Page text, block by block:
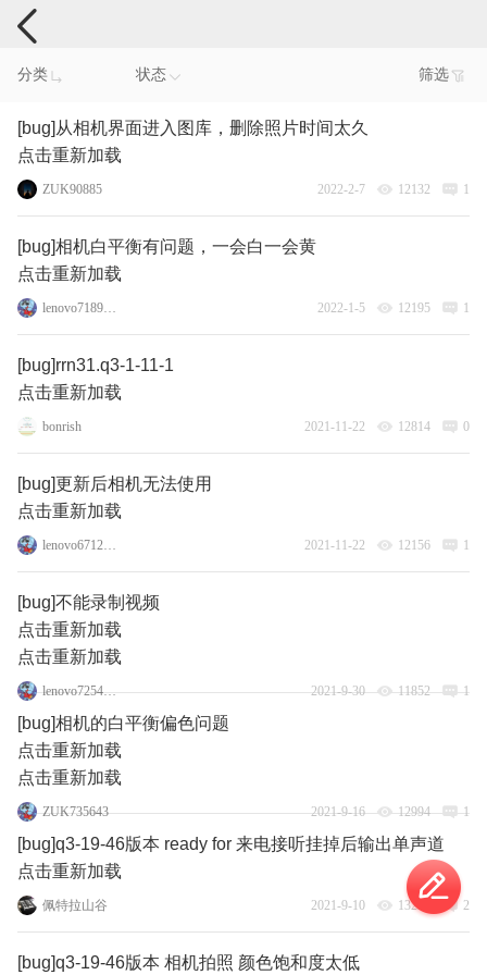
手机反馈
分类 状态 筛选
[bug]从相机界面进入图库，删除照片时间太久
点击重新加载
ZUK90885 2022-2-7 12132 1
[bug]相机白平衡有问题，一会白一会黄
点击重新加载
lenovo71896016 2022-1-5 12195 1
[bug]rrn31.q3-1-11-1
点击重新加载
bonrish 2021-11-22 12814 0
[bug]更新后相机无法使用
点击重新加载
lenovo67124895 2021-11-22 12156 1
[bug]不能录制视频
点击重新加载
点击重新加载
lenovo72545593 2021-9-30 11852 1
[bug]相机的白平衡偏色问题
点击重新加载
点击重新加载
ZUK735643 2021-9-16 12994 1
[bug]q3-19-46版本 ready for 来电接听挂掉后输出单声道
点击重新加载
佩特拉山谷 2021-9-10 13256 2
[bug]q3-19-46版本 相机拍照 颜色饱和度太低